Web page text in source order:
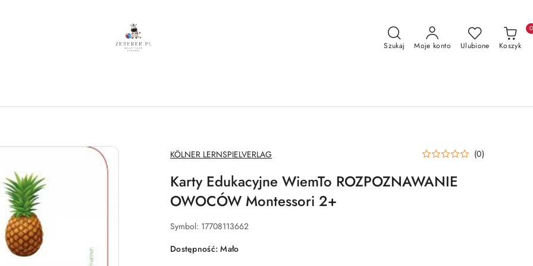
Szukaj Moje konto Ulubione Koszyk
0
NAZWA
PRODUCENTA:
KÖLNER LERNSPIELVERLAG (0)
Karty Edukacyjne WiemTo ROZPOZNAWANIE
OWOCÓW Montessori 2+
Symbol: 17708113662
Dostępność:Mało